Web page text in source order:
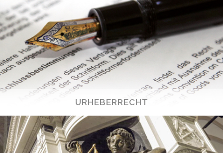
URHEBERRECHT